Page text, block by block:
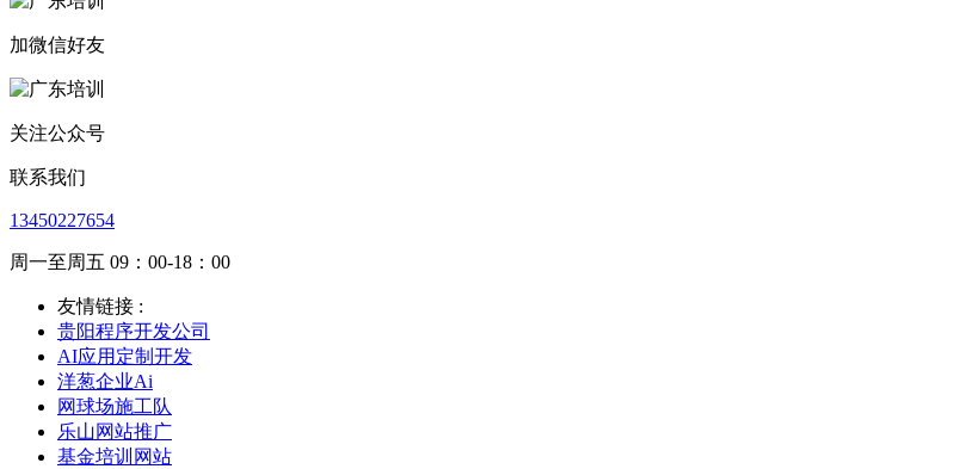
加微信好友
关注公众号
联系我们
13450227654
周一至周五 09：00-18：00
友情链接 :
贵阳程序开发公司
AI应用定制开发
洋葱企业Ai
网球场施工队
乐山网站推广
基金培训网站